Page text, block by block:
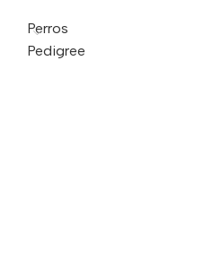
Perros
Pedigree